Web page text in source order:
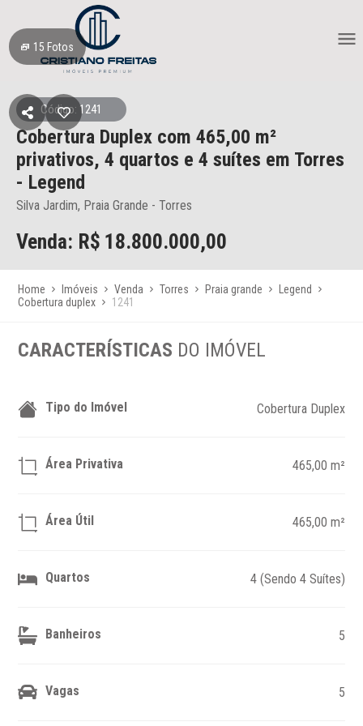
15 Fotos
Código: 1241
Cobertura Duplex com 465,00 m²
privativos, 4 quartos e 4 suítes em Torres
- Legend
Silva Jardim, Praia Grande - Torres
Venda: R$ 18.800.000,00
Home Imóveis Venda Torres Praia grande
Legend
Cobertura duplex
1241
CARACTERÍSTICAS DO IMÓVEL
Tipo do Imóvel Cobertura Duplex
Área Privativa 465,00 m²
Área Útil 465,00 m²
Quartos 4 (Sendo 4 Suítes)
Banheiros 5
Vagas 5